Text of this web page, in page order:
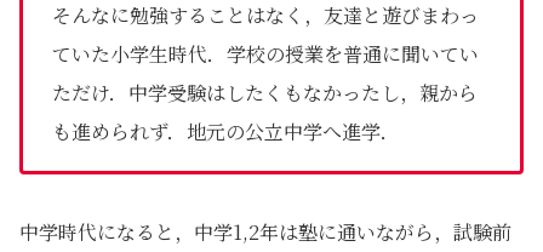
そんなに勉強することはなく，友達と遊びまわっ
ていた小学生時代．学校の授業を普通に聞いてい
ただけ．中学受験はしたくもなかったし，親から
も進められず．地元の公立中学へ進学．
中学時代になると，中学1,2年は塾に通いながら，試験前